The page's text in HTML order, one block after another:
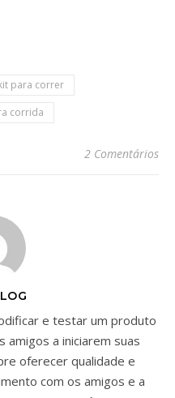
para correr
corrida
2 Comentários
e testar um produto
amigos a iniciarem suas
oferecer qualidade e
com os amigos e a